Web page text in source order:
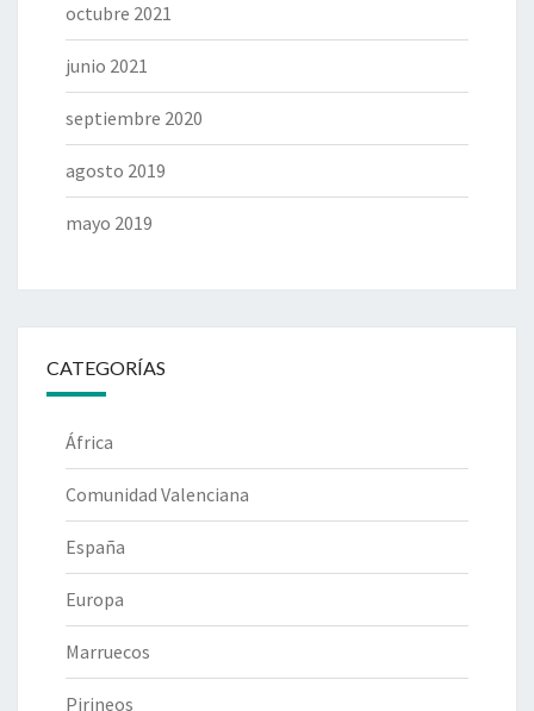
octubre 2021
junio 2021
septiembre 2020
agosto 2019
mayo 2019
CATEGORÍAS
África
Comunidad Valenciana
España
Europa
Marruecos
Pirineos